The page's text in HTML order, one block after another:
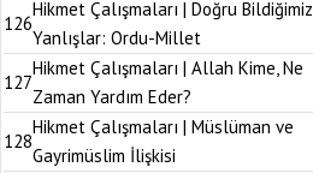
126
Hikmet Çalışmaları | Doğru Bildiğimiz
Yanlışlar: Ordu-Millet
127
Hikmet Çalışmaları | Allah Kime, Ne
Zaman Yardım Eder?
128
Hikmet Çalışmaları | Müslüman ve
Gayrimüslim İlişkisi